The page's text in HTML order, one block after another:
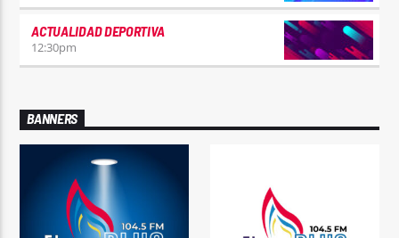
ACTUALIDAD DEPORTIVA
12:30pm
BANNERS